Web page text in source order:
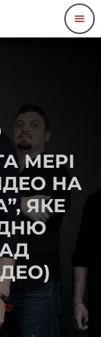
menu
МЕРІ
НА
ЯКЕ